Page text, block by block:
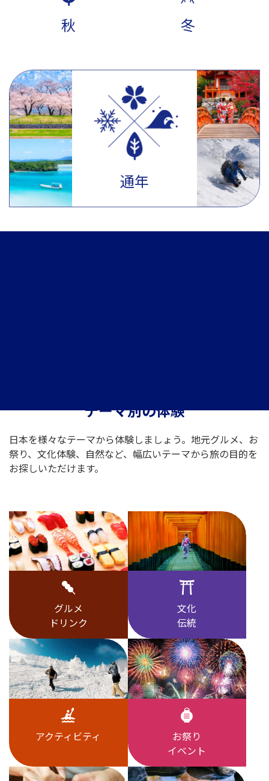
秋 冬
通年
テーマ別の体験
日本を様々なテーマから体験しましょう。地元グルメ、お
祭り、文化体験、自然など、幅広いテーマから旅の目的を
お探しいただけます。
グルメ
ドリンク
文化
伝統
アクティビティ
お祭り
イベント